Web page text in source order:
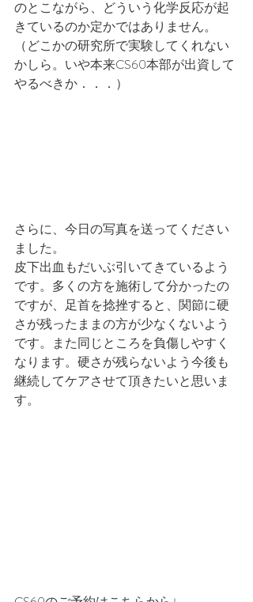
のとこながら、どういう化学反応が起
きているのか定かではありません。
（どこかの研究所で実験してくれない
かしら。いや本来CS60本部が出資して
やるべきか．．．）
さらに、今日の写真を送ってください
ました。
皮下出血もだいぶ引いてきているよう
です。多くの方を施術して分かったの
ですが、足首を捻挫すると、関節に硬
さが残ったままの方が少なくないよう
です。また同じところを負傷しやすく
なります。硬さが残らないよう今後も
継続してケアさせて頂きたいと思いま
す。